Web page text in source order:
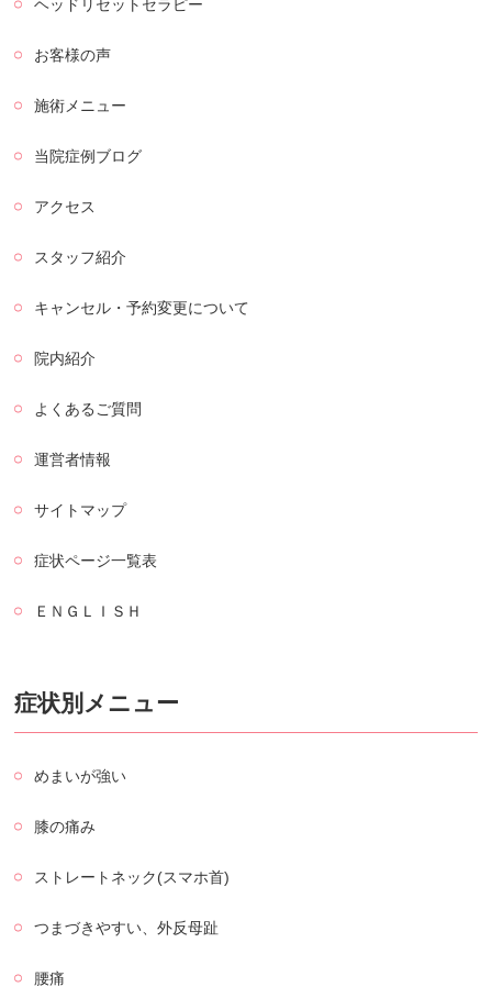
ヘッドリセットセラピー
お客様の声
施術メニュー
当院症例ブログ
アクセス
スタッフ紹介
キャンセル・予約変更について
院内紹介
よくあるご質問
運営者情報
サイトマップ
症状ページ一覧表
ＥＮＧＬＩＳＨ
症状別メニュー
めまいが強い
膝の痛み
ストレートネック(スマホ首)
つまづきやすい、外反母趾
腰痛